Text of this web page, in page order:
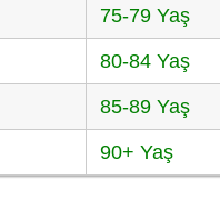
75-79 Yaş
80-84 Yaş
85-89 Yaş
90+ Yaş